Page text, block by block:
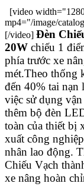
[video
mp4="/image/
[/video] Đèn
20W chiếu 1
phía trước xe
mét.Theo thống
đến 40% tai nạn
việc sử dụng
thêm bộ đèn
toàn của thiết bị
xuất công
nhân lao động.
Chiếu Vạch
xe nâng hoàn